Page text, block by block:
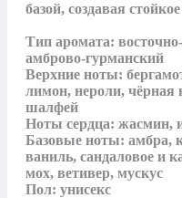
базой, создавая
Тип аромата:
амброво‑гурманский
Верхние ноты:
лимон, нероли,
шалфей
Ноты сердца: жасмин,
Базовые ноты: амбра,
ваниль, сандаловое и
мох, ветивер, мускус
Пол: унисекс